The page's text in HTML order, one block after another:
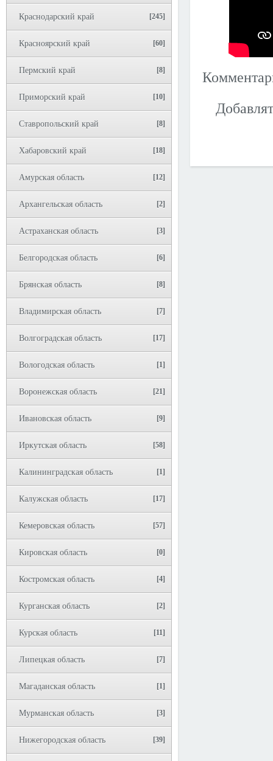
Краснодарский край [245]
Красноярский край [60]
Пермский край [8]
Приморский край [10]
Ставропольский край [8]
Хабаровский край [18]
Амурская область [12]
Архангельская область [2]
Астраханская область [3]
Белгородская область [6]
Брянская область [8]
Владимирская область [7]
Волгоградская область [17]
Вологодская область [1]
Воронежская область [21]
Ивановская область [9]
Иркутская область [58]
Калининградская область [1]
Калужская область [17]
Кемеровская область [57]
Кировская область [0]
Костромская область [4]
Курганская область [2]
Курская область [11]
Липецкая область [7]
Магаданская область [1]
Мурманская область [3]
Нижегородская область [39]